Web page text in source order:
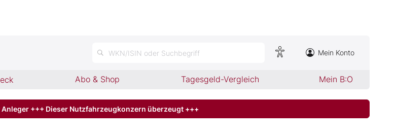
WKN/ISIN oder Suchbegriff Mein Konto
Abo & Shop Tagesgeld-Vergleich Mein B:O
+++ Dieser Nutzfahrzeugkonzern überzeugt +++